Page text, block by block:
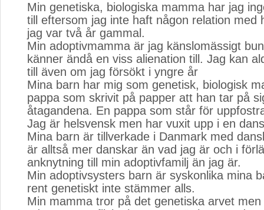
Min genetiska, biologiska mamma har jag
till eftersom jag inte haft någon relation med
jag var två år gammal.
Min adoptivmamma är jag känslomässigt
känner ändå en viss alienation till. Jag kan
till även om jag försökt i yngre år
Mina barn har mig som genetisk, biologisk
pappa som skrivit på papper att han tar på
åtagandena. En pappa som står för
Jag är helsvensk men har vuxit upp i en
Mina barn är tillverkade i Danmark med
är alltså mer danskar än vad jag är och i
anknytning till min adoptivfamilj än jag är.
Min adoptivsysters barn är syskonlika mina
rent genetiskt inte stämmer alls.
Min mamma tror på det genetiska arvet